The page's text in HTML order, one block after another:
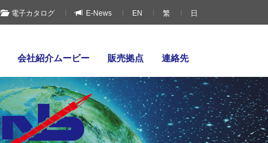
電子カタログ E-News EN 繁 日
会社紹介ムービー 販売拠点 連絡先